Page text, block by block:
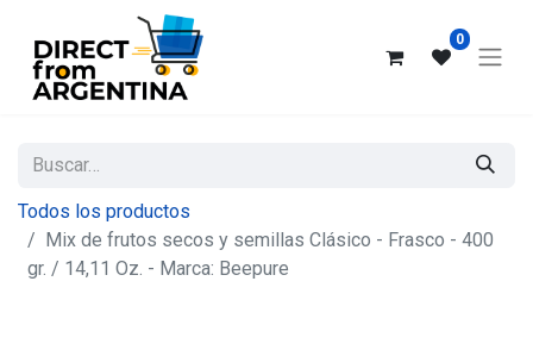
0
Todos los productos
Mix de frutos secos y semillas Clásico - Frasco - 400
gr. / 14,11 Oz. - Marca: Beepure